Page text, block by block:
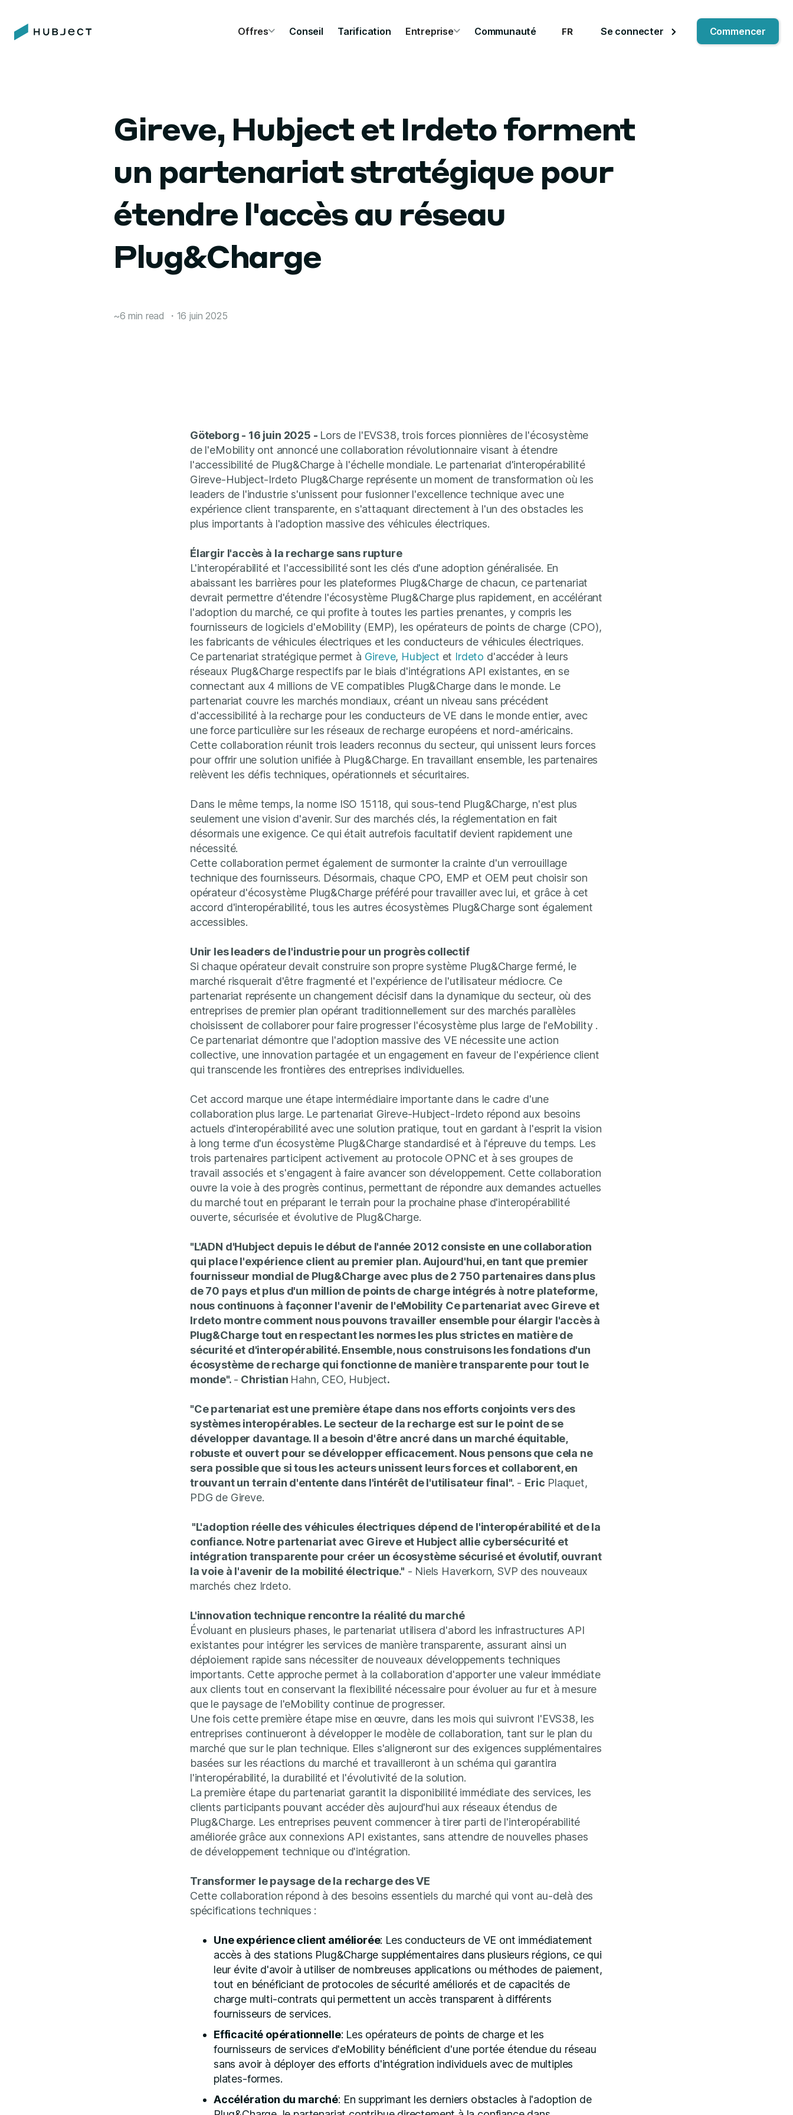
Offres Conseil Tarification Entreprise Communauté FR Se connecter Commencer
Gireve, Hubject et Irdeto forment
un partenariat stratégique pour
étendre l'accès au réseau
Plug&Charge
~6 min read ・ 16 juin 2025
Göteborg - 16 juin 2025 - Lors de l'EVS38, trois forces pionnières de l'écosystème
de l'eMobility ont annoncé une collaboration révolutionnaire visant à étendre
l'accessibilité de Plug&Charge à l'échelle mondiale. Le partenariat d'interopérabilité
Gireve-Hubject-Irdeto Plug&Charge représente un moment de transformation où les
leaders de l'industrie s'unissent pour fusionner l'excellence technique avec une
expérience client transparente, en s'attaquant directement à l'un des obstacles les
plus importants à l'adoption massive des véhicules électriques.
Élargir l'accès à la recharge sans rupture
L'interopérabilité et l'accessibilité sont les clés d'une adoption généralisée. En
abaissant les barrières pour les plateformes Plug&Charge de chacun, ce partenariat
devrait permettre d'étendre l'écosystème Plug&Charge plus rapidement, en accélérant
l'adoption du marché, ce qui profite à toutes les parties prenantes, y compris les
fournisseurs de logiciels d'eMobility (EMP), les opérateurs de points de charge (CPO),
les fabricants de véhicules électriques et les conducteurs de véhicules électriques.
Ce partenariat stratégique permet à Gireve, Hubject et Irdeto d'accéder à leurs
réseaux Plug&Charge respectifs par le biais d'intégrations API existantes, en se
connectant aux 4 millions de VE compatibles Plug&Charge dans le monde. Le
partenariat couvre les marchés mondiaux, créant un niveau sans précédent
d'accessibilité à la recharge pour les conducteurs de VE dans le monde entier, avec
une force particulière sur les réseaux de recharge européens et nord-américains.
Cette collaboration réunit trois leaders reconnus du secteur, qui unissent leurs forces
pour offrir une solution unifiée à Plug&Charge. En travaillant ensemble, les partenaires
relèvent les défis techniques, opérationnels et sécuritaires.
Dans le même temps, la norme ISO 15118, qui sous-tend Plug&Charge, n'est plus
seulement une vision d'avenir. Sur des marchés clés, la réglementation en fait
désormais une exigence. Ce qui était autrefois facultatif devient rapidement une
nécessité.
Cette collaboration permet également de surmonter la crainte d'un verrouillage
technique des fournisseurs. Désormais, chaque CPO, EMP et OEM peut choisir son
opérateur d'écosystème Plug&Charge préféré pour travailler avec lui, et grâce à cet
accord d'interopérabilité, tous les autres écosystèmes Plug&Charge sont également
accessibles.
Unir les leaders de l'industrie pour un progrès collectif
Si chaque opérateur devait construire son propre système Plug&Charge fermé, le
marché risquerait d'être fragmenté et l'expérience de l'utilisateur médiocre. Ce
partenariat représente un changement décisif dans la dynamique du secteur, où des
entreprises de premier plan opérant traditionnellement sur des marchés parallèles
choisissent de collaborer pour faire progresser l'écosystème plus large de l'eMobility .
Ce partenariat démontre que l'adoption massive des VE nécessite une action
collective, une innovation partagée et un engagement en faveur de l'expérience client
qui transcende les frontières des entreprises individuelles.
Cet accord marque une étape intermédiaire importante dans le cadre d'une
collaboration plus large. Le partenariat Gireve-Hubject-Irdeto répond aux besoins
actuels d'interopérabilité avec une solution pratique, tout en gardant à l'esprit la vision
à long terme d'un écosystème Plug&Charge standardisé et à l'épreuve du temps. Les
trois partenaires participent activement au protocole OPNC et à ses groupes de
travail associés et s'engagent à faire avancer son développement. Cette collaboration
ouvre la voie à des progrès continus, permettant de répondre aux demandes actuelles
du marché tout en préparant le terrain pour la prochaine phase d'interopérabilité
ouverte, sécurisée et évolutive de Plug&Charge.
"L'ADN d'Hubject depuis le début de l'année 2012 consiste en une collaboration
qui place l'expérience client au premier plan. Aujourd'hui, en tant que premier
fournisseur mondial de Plug&Charge avec plus de 2 750 partenaires dans plus
de 70 pays et plus d'un million de points de charge intégrés à notre plateforme,
nous continuons à façonner l'avenir de l'eMobility Ce partenariat avec Gireve et
Irdeto montre comment nous pouvons travailler ensemble pour élargir l'accès à
Plug&Charge tout en respectant les normes les plus strictes en matière de
sécurité et d'interopérabilité. Ensemble, nous construisons les fondations d'un
écosystème de recharge qui fonctionne de manière transparente pour tout le
monde". - Christian Hahn, CEO, Hubject.
"Ce partenariat est une première étape dans nos efforts conjoints vers des
systèmes interopérables. Le secteur de la recharge est sur le point de se
développer davantage. Il a besoin d'être ancré dans un marché équitable,
robuste et ouvert pour se développer efficacement. Nous pensons que cela ne
sera possible que si tous les acteurs unissent leurs forces et collaborent, en
trouvant un terrain d'entente dans l'intérêt de l'utilisateur final". - Eric Plaquet,
PDG de Gireve.
"L'adoption réelle des véhicules électriques dépend de l'interopérabilité et de la
confiance. Notre partenariat avec Gireve et Hubject allie cybersécurité et
intégration transparente pour créer un écosystème sécurisé et évolutif, ouvrant
la voie à l'avenir de la mobilité électrique." - Niels Haverkorn, SVP des nouveaux
marchés chez Irdeto.
L'innovation technique rencontre la réalité du marché
Évoluant en plusieurs phases, le partenariat utilisera d'abord les infrastructures API
existantes pour intégrer les services de manière transparente, assurant ainsi un
déploiement rapide sans nécessiter de nouveaux développements techniques
importants. Cette approche permet à la collaboration d'apporter une valeur immédiate
aux clients tout en conservant la flexibilité nécessaire pour évoluer au fur et à mesure
que le paysage de l'eMobility continue de progresser.
Une fois cette première étape mise en œuvre, dans les mois qui suivront l'EVS38, les
entreprises continueront à développer le modèle de collaboration, tant sur le plan du
marché que sur le plan technique. Elles s'aligneront sur des exigences supplémentaires
basées sur les réactions du marché et travailleront à un schéma qui garantira
l'interopérabilité, la durabilité et l'évolutivité de la solution.
La première étape du partenariat garantit la disponibilité immédiate des services, les
clients participants pouvant accéder dès aujourd'hui aux réseaux étendus de
Plug&Charge. Les entreprises peuvent commencer à tirer parti de l'interopérabilité
améliorée grâce aux connexions API existantes, sans attendre de nouvelles phases
de développement technique ou d'intégration.
Transformer le paysage de la recharge des VE
Cette collaboration répond à des besoins essentiels du marché qui vont au-delà des
spécifications techniques :
Une expérience client améliorée: Les conducteurs de VE ont immédiatement
accès à des stations Plug&Charge supplémentaires dans plusieurs régions, ce qui
leur évite d'avoir à utiliser de nombreuses applications ou méthodes de paiement,
tout en bénéficiant de protocoles de sécurité améliorés et de capacités de
charge multi-contrats qui permettent un accès transparent à différents
fournisseurs de services.
Efficacité opérationnelle: Les opérateurs de points de charge et les
fournisseurs de services d'eMobility bénéficient d'une portée étendue du réseau
sans avoir à déployer des efforts d'intégration individuels avec de multiples
plates-formes.
Accélération du marché: En supprimant les derniers obstacles à l'adoption de